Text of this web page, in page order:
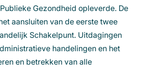
Gezondheid opleverde. De
aansluiten van de eerste twee
Schakelpunt. Uitdagingen
handelingen en het
en betrekken van alle